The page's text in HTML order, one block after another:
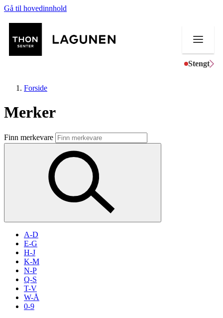
Gå til hovedinnhold
Stengt
Butikker
Mat og drikke
Aktiviteter
Inspirasjon
Søk
Forside
Merker
Finn merkevare
A-D
E-G
H-J
K-M
N-P
Q-S
T-V
W-Å
0-9